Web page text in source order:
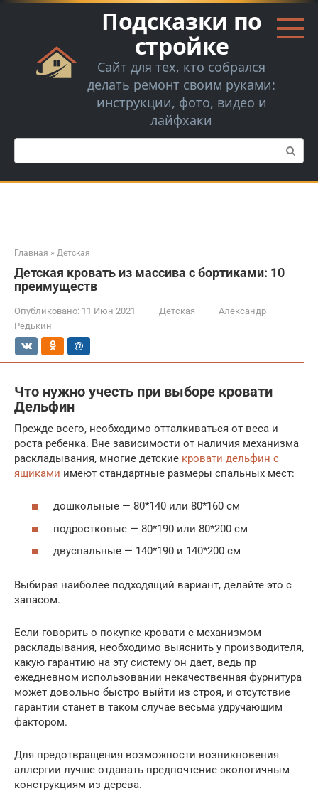
Перейти
Подсказки по
стройке
Сайт для тех, кто собрался
делать ремонт своим руками:
инструкции, фото, видео и
лайфхаки
Поиск:
Главная » Детская
Детская кровать из массива с бортиками: 10
преимуществ
Опубликовано: 11 Июн 2021 Детская
Александр
Редькин
Что нужно учесть при выборе кровати
Дельфин
Прежде всего, необходимо отталкиваться от веса и
роста ребенка. Вне зависимости от наличия механизма
раскладывания, многие детские кровати дельфин с
ящиками имеют стандартные размеры спальных мест:
дошкольные — 80*140 или 80*160 см
подростковые — 80*190 или 80*200 см
двуспальные — 140*190 и 140*200 см
Выбирая наиболее подходящий вариант, делайте это с
запасом.
Если говорить о покупке кровати с механизмом
раскладывания, необходимо выяснить у производителя,
какую гарантию на эту систему он дает, ведь пр
ежедневном использовании некачественная фурнитура
может довольно быстро выйти из строя, и отсутствие
гарантии станет в таком случае весьма удручающим
фактором.
Для предотвращения возможности возникновения
аллергии лучше отдавать предпочтение экологичным
конструкциям из дерева.